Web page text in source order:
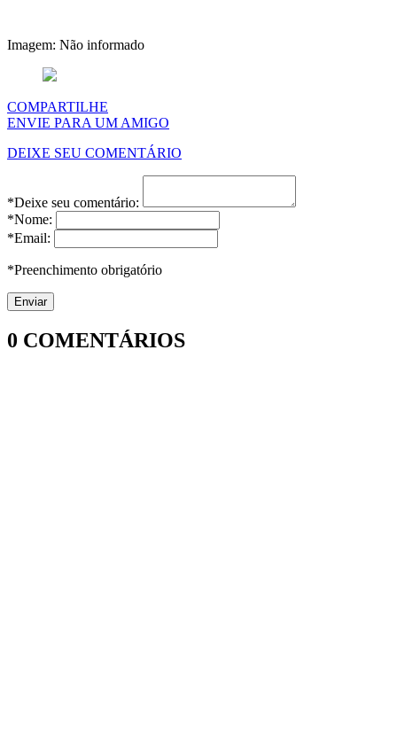
Imagem: Não informado
COMPARTILHE
ENVIE PARA UM AMIGO
DEIXE SEU COMENTÁRIO
*Deixe seu comentário:
*Nome:
*Email:
*Preenchimento obrigatório
0 COMENTÁRIOS